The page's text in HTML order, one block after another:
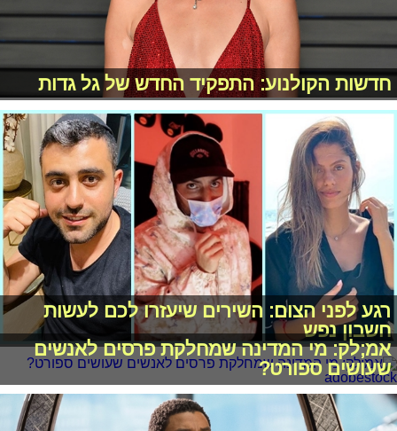
חדשות הקולנוע: התפקיד החדש של גל גדות
רגע לפני הצום: השירים שיעזרו לכם לעשות
חשבון נפש
אמ;לק: מי המדינה שמחלקת פרסים לאנשים
שעושים ספורט?